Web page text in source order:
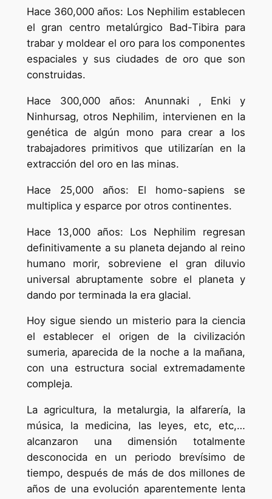
Hace 360,000 años: Los Nephilim establecen
el gran centro metalúrgico Bad-Tibira para
trabar y moldear el oro para los componentes
espaciales y sus ciudades de oro que son
construidas.
Hace 300,000 años: Anunnaki , Enki y
Ninhursag, otros Nephilim, intervienen en la
genética de algún mono para crear a los
trabajadores primitivos que utilizarían en la
extracción del oro en las minas.
Hace 25,000 años: El homo-sapiens se
multiplica y esparce por otros continentes.
Hace 13,000 años: Los Nephilim regresan
definitivamente a su planeta dejando al reino
humano morir, sobreviene el gran diluvio
universal abruptamente sobre el planeta y
dando por terminada la era glacial.
Hoy sigue siendo un misterio para la ciencia
el establecer el origen de la civilización
sumeria, aparecida de la noche a la mañana,
con una estructura social extremadamente
compleja.
La agricultura, la metalurgia, la alfarería, la
música, la medicina, las leyes, etc, etc,…
alcanzaron una dimensión totalmente
desconocida en un periodo brevísimo de
tiempo, después de más de dos millones de
años de una evolución aparentemente lenta